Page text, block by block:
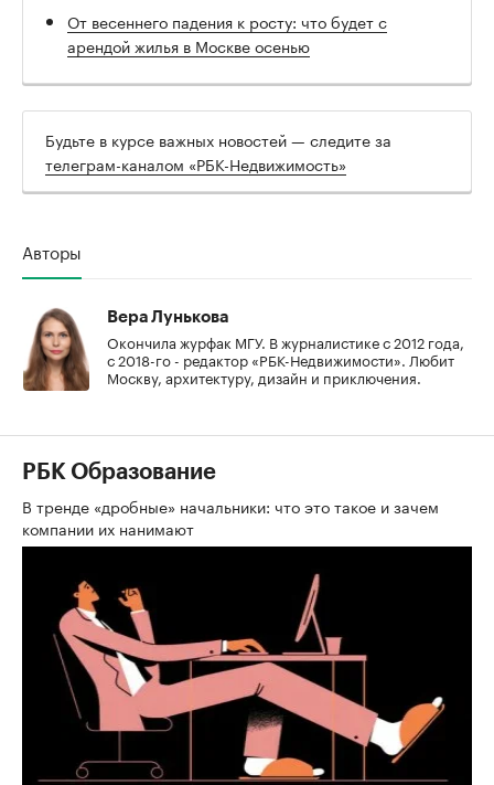
От весеннего падения к росту: что будет с
арендой жилья в Москве осенью
Будьте в курсе важных новостей — следите за
телеграм-каналом «РБК-Недвижимость»
Авторы
Вера Лунькова
Окончила журфак МГУ. В журналистике с 2012 года,
с 2018-го - редактор «РБК-Недвижимости». Любит
Москву, архитектуру, дизайн и приключения.
РБК Образование
В тренде «дробные» начальники: что это такое и зачем
компании их нанимают